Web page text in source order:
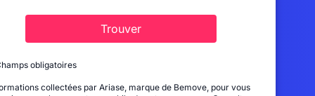
Trouver
obligatoires
collectées par Ariase, marque de Bemove, pour vous